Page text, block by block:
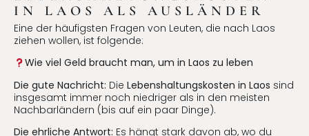
IN LAOS ALS AUSLÄNDER
Eine der häufigsten Fragen von Leuten, die nach Laos
ziehen wollen, ist folgende:
Wie viel Geld braucht man, um in Laos zu leben
Die gute Nachricht: Die Lebenshaltungskosten in Laos sind
insgesamt immer noch niedriger als in den meisten
Nachbarländern (bis auf ein paar Dinge).
Die ehrliche Antwort: Es hängt stark davon ab, wo du